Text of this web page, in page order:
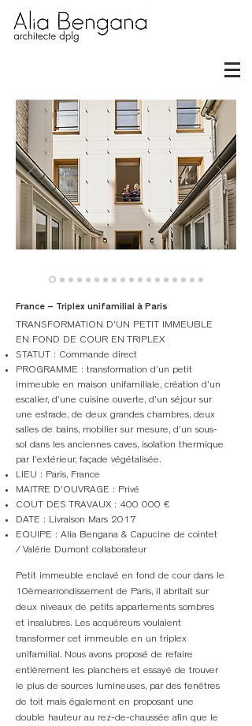
France – Triplex unifamilial à Paris
TRANSFORMATION D’UN PETIT IMMEUBLE
EN FOND DE COUR EN TRIPLEX
STATUT : Commande direct
PROGRAMME : transformation d’un petit
immeuble en maison unifamiliale, création d’un
escalier, d’une cuisine ouverte, d’un séjour sur
une estrade, de deux grandes chambres, deux
salles de bains, mobilier sur mesure, d’un sous-
sol dans les anciennes caves, isolation thermique
par l’extérieur, façade végétalisée.
LIEU : Paris, France
MAITRE D’OUVRAGE : Privé
COUT DES TRAVAUX : 400 000 €
DATE : Livraison Mars 2017
EQUIPE : Alia Bengana & Capucine de cointet
/ Valérie Dumont collaborateur
Petit immeuble enclavé en fond de cour dans le
10èmearrondissement de Paris, il abritait sur
deux niveaux de petits appartements sombres
et insalubres. Les acquéreurs voulaient
transformer cet immeuble en un triplex
unifamilial. Nous avons proposé de refaire
entièrement les planchers et essayé de trouver
le plus de sources lumineuses, par des fenêtres
de toit mais également en proposant une
double hauteur au rez-de-chaussée afin que le